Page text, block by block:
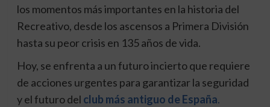
los momentos más importantes en la historia del
Recreativo, desde los ascensos a Primera División
hasta su peor crisis en 135 años de vida.
Hoy, se enfrenta a un futuro incierto que requiere
de acciones urgentes para garantizar la seguridad
y el futuro del club más antiguo de España.